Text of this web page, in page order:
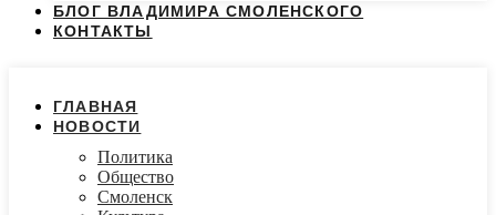
БЛОГ ВЛАДИМИРА СМОЛЕНСКОГО
КОНТАКТЫ
ГЛАВНАЯ
НОВОСТИ
Политика
Общество
Смоленск